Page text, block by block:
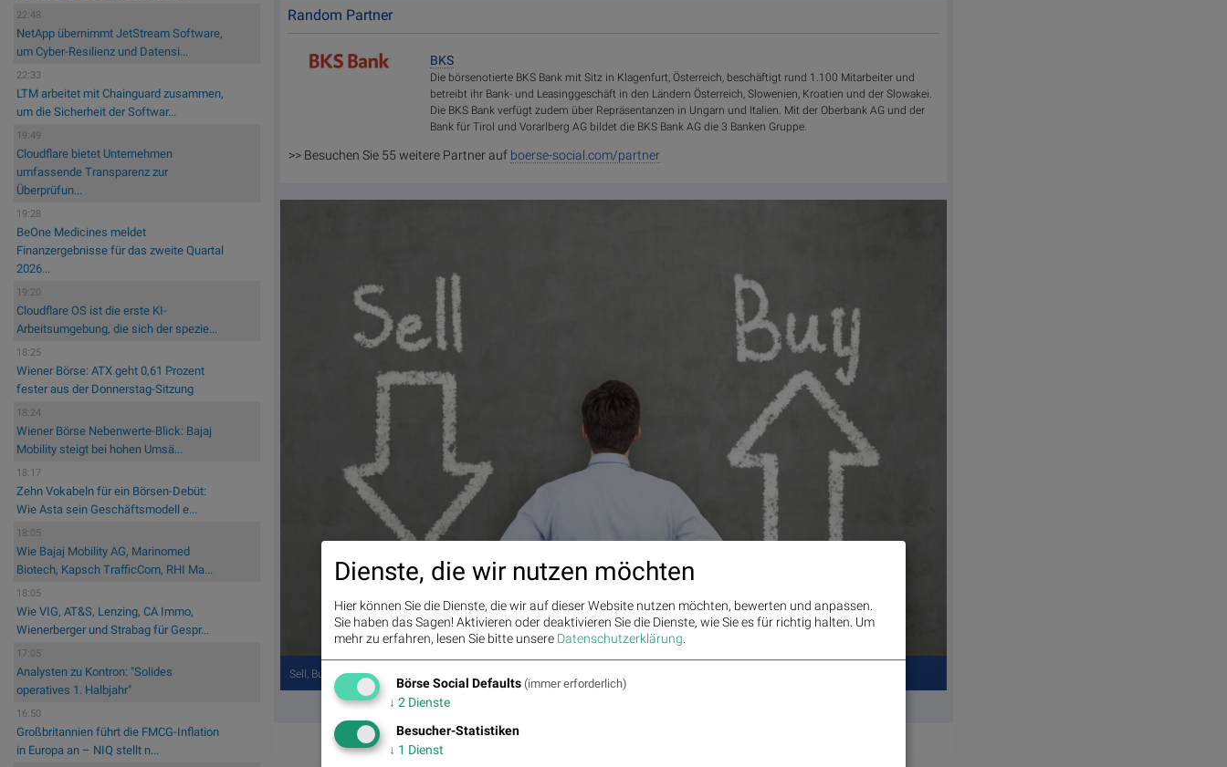
22:48
NetApp übernimmt JetStream Software,
um Cyber-Resilienz und Datensi...
22:33
LTM arbeitet mit Chainguard zusammen,
um die Sicherheit der Softwar...
19:49
Cloudflare bietet Unternehmen
umfassende Transparenz zur
Überprüfun...
19:28
BeOne Medicines meldet
Finanzergebnisse für das zweite Quartal
2026...
19:20
Cloudflare OS ist die erste KI-
Arbeitsumgebung, die sich der spezie...
18:25
Wiener Börse: ATX geht 0,61 Prozent
fester aus der Donnerstag-Sitzung
18:24
Wiener Börse Nebenwerte-Blick: Bajaj
Mobility steigt bei hohen Umsä...
18:17
Zehn Vokabeln für ein Börsen-Debüt:
Wie Asta sein Geschäftsmodell e...
18:05
Wie Bajaj Mobility AG, Marinomed
Biotech, Kapsch TrafficCom, RHI Ma...
18:05
Wie VIG, AT&S, Lenzing, CA Immo,
Wienerberger und Strabag für Gespr...
17:05
Analysten zu Kontron: "Solides
operatives 1. Halbjahr"
16:50
Großbritannien führt die FMCG-Inflation
in Europa an – NIQ stellt n...
Random Partner
BKS
Die börsenotierte BKS Bank mit Sitz in Klagenfurt, Österreich, beschäftigt rund 1.100 Mitarbeiter und
betreibt ihr Bank- und Leasinggeschäft in den Ländern Österreich, Slowenien, Kroatien und der Slowakei.
Die BKS Bank verfügt zudem über Repräsentanzen in Ungarn und Italien. Mit der Oberbank AG und der
Bank für Tirol und Vorarlberg AG bildet die BKS Bank AG die 3 Banken Gruppe.
>> Besuchen Sie 55 weitere Partner auf boerse-social.com/partner
Sell, Buy, kaufen, verkaufen, Konsument, Verbraucher, Entscheidung, entscheiden, (© www.shutterstock.com)
Dienste, die wir nutzen möchten
Hier können Sie die Dienste, die wir auf dieser Website nutzen möchten, bewerten und anpassen.
Sie haben das Sagen! Aktivieren oder deaktivieren Sie die Dienste, wie Sie es für richtig halten. Um
mehr zu erfahren, lesen Sie bitte unsere Datenschutzerklärung.
Börse Social Defaults (immer erforderlich)
↓ 2 Dienste
Besucher-Statistiken
↓ 1 Dienst